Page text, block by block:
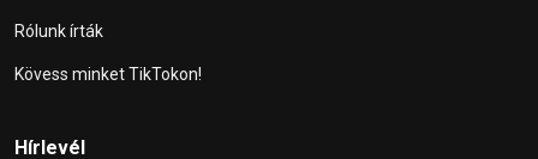
Rólunk írták
Kövess minket TikTokon!
Hírlevél